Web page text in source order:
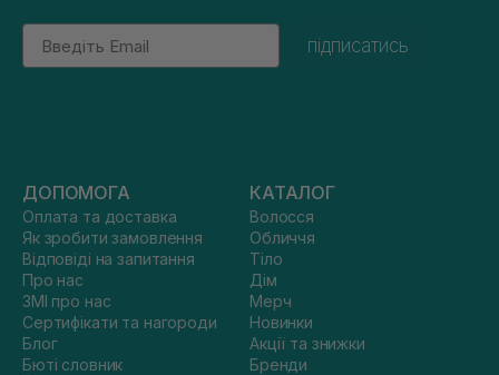
Email
підписатись
ДОПОМОГА
Оплата та доставка
Як зробити замовлення
Відповіді на запитання
Про нас
ЗМІ про нас
Сертифікати та нагороди
Блог
Бюті словник
КАТАЛОГ
Волосся
Обличчя
Тіло
Дім
Мерч
Новинки
Акції та знижки
Бренди